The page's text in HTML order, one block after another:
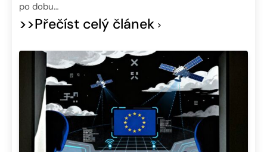
po dobu…
>>Přečíst celý článek